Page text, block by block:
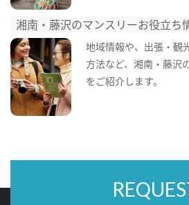
湘南・藤沢のマンスリーお役立ち
地域情報や、出張・観
方法など、湘南・藤沢
をご紹介します。